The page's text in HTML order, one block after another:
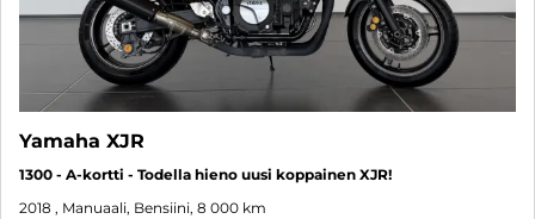
Yamaha XJR
1300 - A-kortti - Todella hieno uusi koppainen XJR!
2018 , Manuaali, Bensiini, 8 000 km